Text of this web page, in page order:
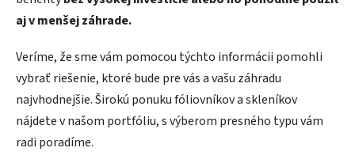
aj v menšej záhrade.
Veríme, že sme vám pomocou týchto informácii pomohli
vybrať riešenie, ktoré bude pre vás a vašu záhradu
najvhodnejšie. Širokú ponuku fóliovníkov a skleníkov
nájdete v našom portfóliu, s výberom presného typu vám
radi poradíme.